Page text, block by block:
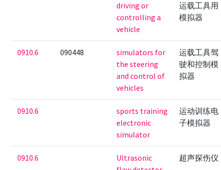
driving or
controlling a
vehicle
运载工具用
模拟器
0910.6 090448
simulators for
the steering
and control of
vehicles
运载工具驾
驶和控制模
拟器
0910.6
sports training
electronic
simulator
运动训练电
子模拟器
0910.6
Ultrasonic
超声探伤仪